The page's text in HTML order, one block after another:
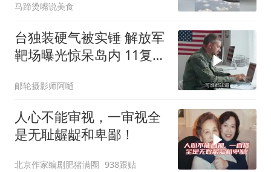
马蹄烫嘴说美食
台独装硬气被实锤 解放军
靶场曝光惊呆岛内 11复刻
邮轮摄影师阿嗵
人心不能审视，一审视全
是无耻龌龊和卑鄙！
北京作家编剧肥猪满圈 938跟贴